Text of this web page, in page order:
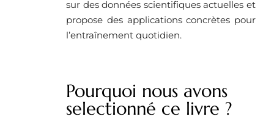
sur des données scientifiques actuelles et
propose des applications concrètes pour
l’entraînement quotidien.
Pourquoi nous avons
selectionné ce livre ? ​